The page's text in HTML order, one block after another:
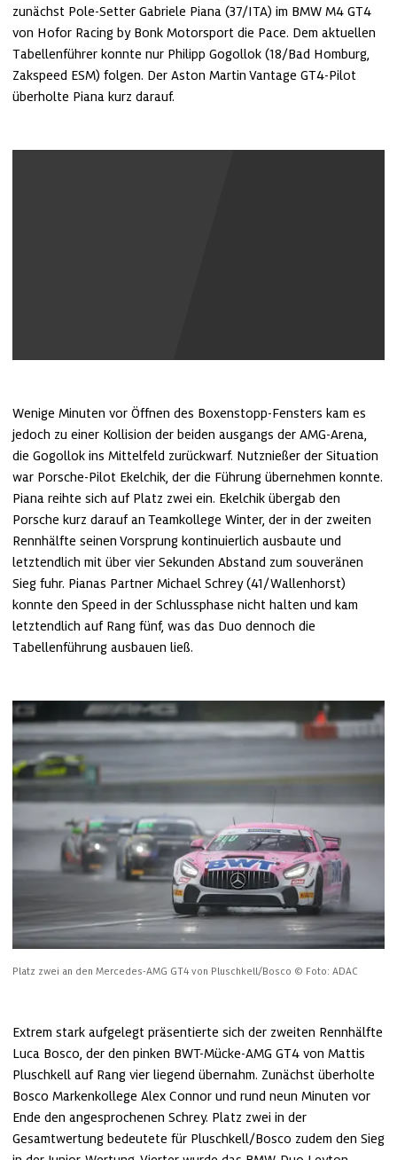
zunächst Pole-Setter Gabriele Piana (37/ITA) im BMW M4 GT4
von Hofor Racing by Bonk Motorsport die Pace. Dem aktuellen
Tabellenführer konnte nur Philipp Gogollok (18/Bad Homburg,
Zakspeed ESM) folgen. Der Aston Martin Vantage GT4-Pilot
überholte Piana kurz darauf.
Wenige Minuten vor Öffnen des Boxenstopp-Fensters kam es
jedoch zu einer Kollision der beiden ausgangs der AMG-Arena,
die Gogollok ins Mittelfeld zurückwarf. Nutznießer der Situation
war Porsche-Pilot Ekelchik, der die Führung übernehmen konnte.
Piana reihte sich auf Platz zwei ein. Ekelchik übergab den
Porsche kurz darauf an Teamkollege Winter, der in der zweiten
Rennhälfte seinen Vorsprung kontinuierlich ausbaute und
letztendlich mit über vier Sekunden Abstand zum souveränen
Sieg fuhr. Pianas Partner Michael Schrey (41/Wallenhorst)
konnte den Speed in der Schlussphase nicht halten und kam
letztendlich auf Rang fünf, was das Duo dennoch die
Tabellenführung ausbauen ließ.
Platz zwei an den Mercedes-AMG GT4 von Pluschkell/Bosco © Foto: ADAC
Extrem stark aufgelegt präsentierte sich der zweiten Rennhälfte
Luca Bosco, der den pinken BWT-Mücke-AMG GT4 von Mattis
Pluschkell auf Rang vier liegend übernahm. Zunächst überholte
Bosco Markenkollege Alex Connor und rund neun Minuten vor
Ende den angesprochenen Schrey. Platz zwei in der
Gesamtwertung bedeutete für Pluschkell/Bosco zudem den Sieg